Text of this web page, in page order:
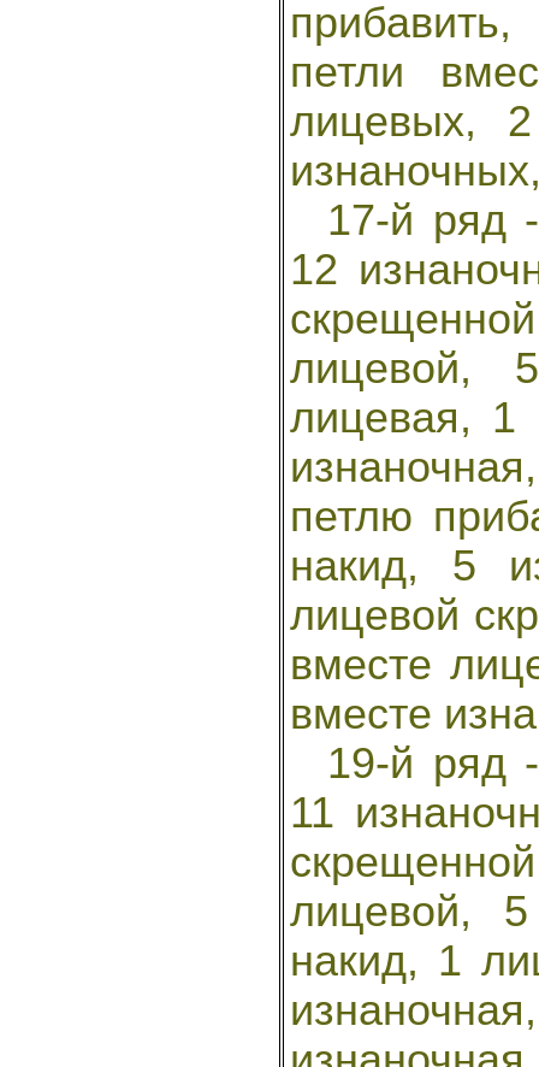
петли
лицевых,
17-й ряд -
12
лицевой,
лицевая, 1
петлю
накид, 5
лицевой
вместе
вместе
19-й ряд -
11
лицевой,
накид, 1